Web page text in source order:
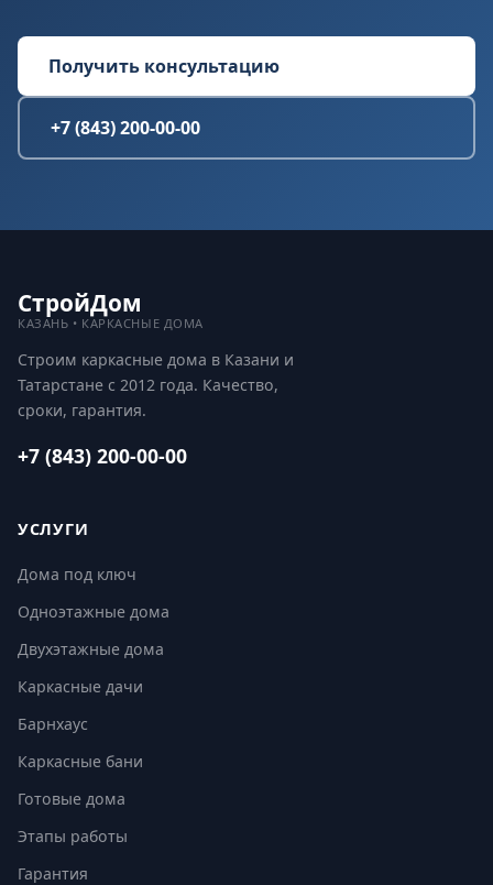
Получить консультацию
+7 (843) 200-00-00
СтройДом
КАЗАНЬ • КАРКАСНЫЕ ДОМА
Строим каркасные дома в Казани и
Татарстане с 2012 года. Качество,
сроки, гарантия.
+7 (843) 200-00-00
УСЛУГИ
Дома под ключ
Одноэтажные дома
Двухэтажные дома
Каркасные дачи
Барнхаус
Каркасные бани
Готовые дома
Этапы работы
Гарантия